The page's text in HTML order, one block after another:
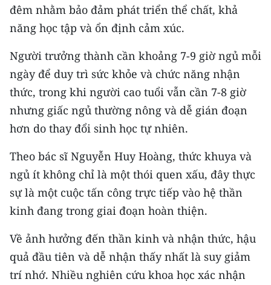
Media Y tế
Media Khoa học - Công nghệ
Media Môi trường
Ảnh
Infographic
TIN MỚI
TIN ĐỊA PHƯƠNG
Đồng bằng sông Hồng
Bắc Trung Bộ
đêm nhằm bảo đảm phát triển thể chất, khả
năng học tập và ổn định cảm xúc.
Người trưởng thành cần khoảng 7-9 giờ ngủ mỗi
ngày để duy trì sức khỏe và chức năng nhận
thức, trong khi người cao tuổi vẫn cần 7-8 giờ
nhưng giấc ngủ thường nông và dễ gián đoạn
hơn do thay đổi sinh học tự nhiên.
Theo bác sĩ Nguyễn Huy Hoàng, thức khuya và
ngủ ít không chỉ là một thói quen xấu, đây thực
sự là một cuộc tấn công trực tiếp vào hệ thần
kinh đang trong giai đoạn hoàn thiện.
Về ảnh hưởng đến thần kinh và nhận thức, hậu
quả đầu tiên và dễ nhận thấy nhất là suy giảm
trí nhớ. Nhiều nghiên cứu khoa học xác nhận